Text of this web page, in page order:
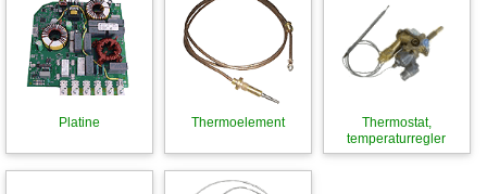
Platine Thermoelement
Thermostat,
temperaturregler